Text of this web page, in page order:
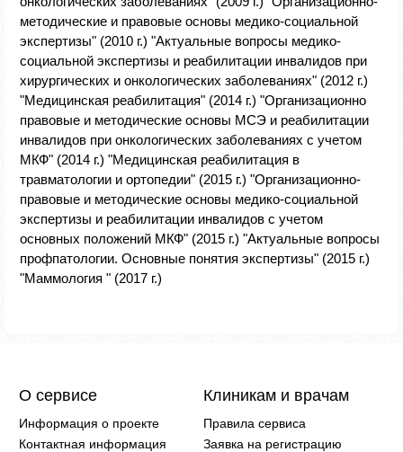
методические и правовые основы медико-социальной
экспертизы" (2010 г.) "Актуальные вопросы медико-
социальной экспертизы и реабилитации инвалидов при
хирургических и онкологических заболеваниях" (2012 г.)
"Медицинская реабилитация" (2014 г.) "Организационно
правовые и методические основы МСЭ и реабилитации
инвалидов при онкологических заболеваниях с учетом
МКФ" (2014 г.) "Медицинская реабилитация в
травматологии и ортопедии" (2015 г.) "Организационно-
правовые и методические основы медико-социальной
экспертизы и реабилитации инвалидов с учетом
основных положений МКФ" (2015 г.) "Актуальные вопросы
профпатологии. Основные понятия экспертизы" (2015 г.)
"Маммология " (2017 г.)
О сервисе
Информация о проекте
Контактная информация
Клиникам и врачам
Правила сервиса
Заявка на регистрацию